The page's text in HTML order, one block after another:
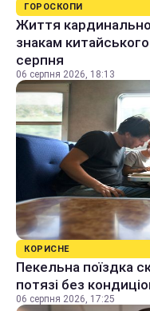
ГОРОСКОПИ
Життя
знакам
серпня
06 серпня 2026, 18:13
КОРИСНЕ
Пекельна поїздка
потязі без
06 серпня 2026, 17:25